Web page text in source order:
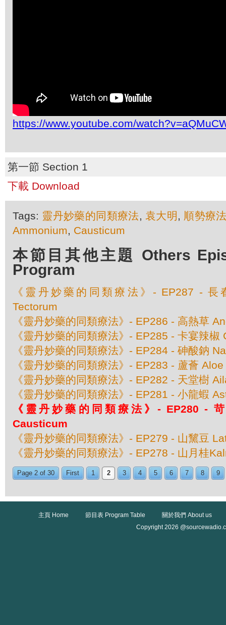
https://www.youtube.com/
第一節 Section 1
下載 Download
Tags: 靈丹妙藥的同類療法, 袁大明 , 順勢療
Ammonium, Causticum
本節目其他主題 Others
Program
《靈丹妙藥的同類療法》- EP287 - 長
Tectorum
《靈丹妙藥的同類療法》- EP286 - 高熱草
《靈丹妙藥的同類療法》- EP285 - 卡宴辣
《靈丹妙藥的同類療法》- EP284 - 砷酸鈉
《靈丹妙藥的同類療法》- EP283 - 蘆薈
《靈丹妙藥的同類療法》- EP282 - 天堂樹
《靈丹妙藥的同類療法》- EP281 - 小龍蝦
《靈丹妙藥的同類療法》- EP280 -
Causticum
《靈丹妙藥的同類療法》- EP279 - 山黧豆
《靈丹妙藥的同類療法》- EP278 - 山月桂
Page 2 of 30 First 1 2 3 4 5 6 7 8 9
主頁 Home 節目表 Program Table
關於我們 About us
Copyright 2026